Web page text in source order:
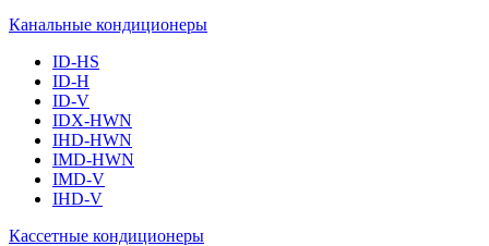
Канальные кондиционеры
ID-HS
ID-H
ID-V
IDX-HWN
IHD-HWN
IMD-HWN
IMD-V
IHD-V
Кассетные кондиционеры